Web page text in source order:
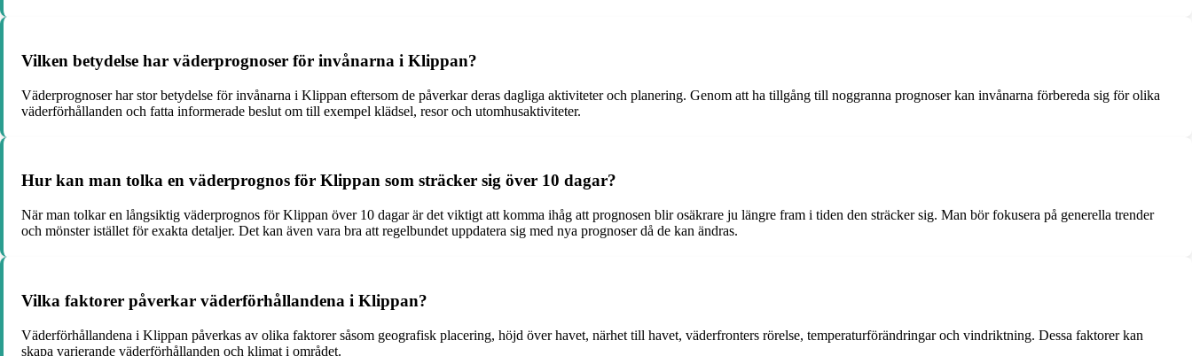
Vilken betydelse har väderprognoser för invånarna i Klippan?
Väderprognoser har stor betydelse för invånarna i Klippan eftersom de påverkar deras dagliga aktiviteter och planering. Genom att ha tillgång till noggranna prognoser kan invånarna förbereda sig för olika
väderförhållanden och fatta informerade beslut om till exempel klädsel, resor och utomhusaktiviteter.
Hur kan man tolka en väderprognos för Klippan som sträcker sig över 10 dagar?
När man tolkar en långsiktig väderprognos för Klippan över 10 dagar är det viktigt att komma ihåg att prognosen blir osäkrare ju längre fram i tiden den sträcker sig. Man bör fokusera på generella trender
och mönster istället för exakta detaljer. Det kan även vara bra att regelbundet uppdatera sig med nya prognoser då de kan ändras.
Vilka faktorer påverkar väderförhållandena i Klippan?
Väderförhållandena i Klippan påverkas av olika faktorer såsom geografisk placering, höjd över havet, närhet till havet, väderfronters rörelse, temperaturförändringar och vindriktning. Dessa faktorer kan
skapa varierande väderförhållanden och klimat i området.